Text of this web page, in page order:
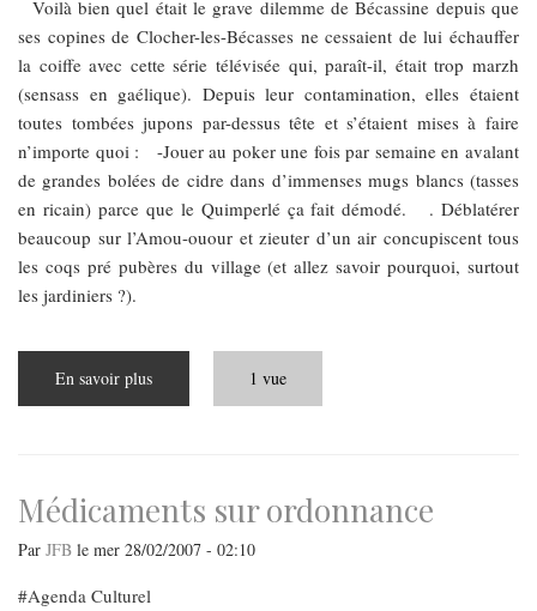
Voilà bien quel était le grave dilemme de Bécassine depuis que
ses copines de Clocher-les-Bécasses ne cessaient de lui échauffer
la coiffe avec cette série télévisée qui, paraît-il, était trop marzh
(sensass en gaélique). Depuis leur contamination, elles étaient
toutes tombées jupons par-dessus tête et s’étaient mises à faire
n’importe quoi : -Jouer au poker une fois par semaine en avalant
de grandes bolées de cidre dans d’immenses mugs blancs (tasses
en ricain) parce que le Quimperlé ça fait démodé. . Déblatérer
beaucoup sur l’Amou-ouour et zieuter d’un air concupiscent tous
les coqs pré pubères du village (et allez savoir pourquoi, surtout
les jardiniers ?).
En savoir plus
REGARDERA
1 vue
Médicaments sur ordonnance
Par JFB le mer 28/02/2007 - 02:10
Agenda Culturel